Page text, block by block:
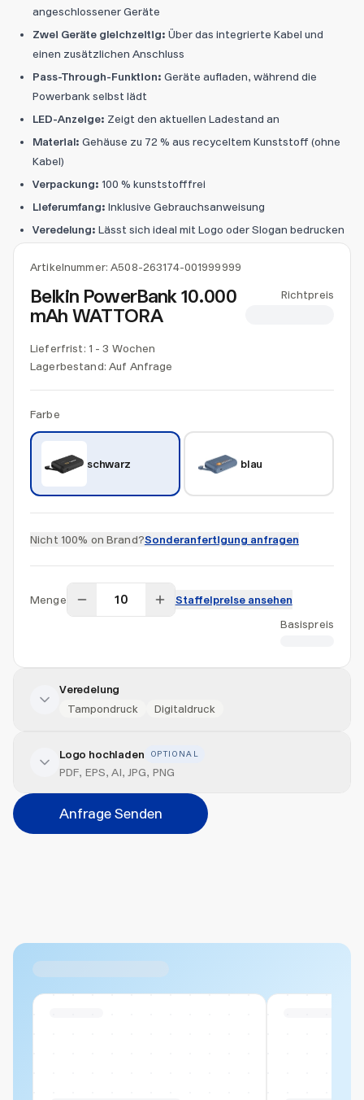
Artikelnummer:A508-263174-001999999
Belkin PowerBank 10.000
mAh WATTORA
Richtpreis
Lieferfrist: 1 - 3 Wochen
Lagerbestand: Auf Anfrage
Farbe
schwarz blau
Nicht 100% on Brand?Sonderanfertigung anfragen
Menge
Staffelpreise ansehen
Basispreis
Veredelung
Tampondruck
Digitaldruck
Veredelung hinzufügen
Position
Bitte wählen...
Logo hochladen OPTIONAL
PDF, EPS, AI, JPG, PNG
Anfrage Senden
angeschlossener Geräte
Zwei Geräte gleichzeitig: Über das integrierte Kabel und
einen zusätzlichen Anschluss
Pass-Through-Funktion: Geräte aufladen, während die
Powerbank selbst lädt
LED-Anzeige: Zeigt den aktuellen Ladestand an
Material: Gehäuse zu 72 % aus recyceltem Kunststoff (ohne
Kabel)
Verpackung: 100 % kunststofffrei
Lieferumfang: Inklusive Gebrauchsanweisung
Veredelung: Lässt sich ideal mit Logo oder Slogan bedrucken